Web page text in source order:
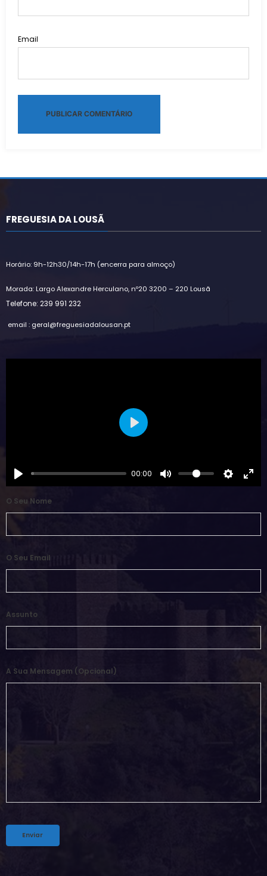
Email
FREGUESIA DA LOUSÃ
Horário: 9h-12h30/14h-17h (encerra para almoço)
Morada: Largo Alexandre Herculano, nº20 3200 – 220 Lousã
Telefone: 239 991 232
email : geral@freguesiadalousan.pt
00:00
Play
O Seu Nome
O Seu Email
Assunto
A Sua Mensagem (opcional)